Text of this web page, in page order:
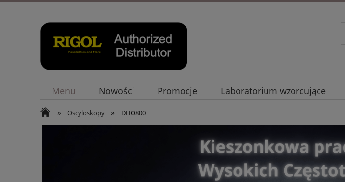
Menu Nowości Promocje Laboratorium wzorcujące
» Oscyloskopy » DHO800